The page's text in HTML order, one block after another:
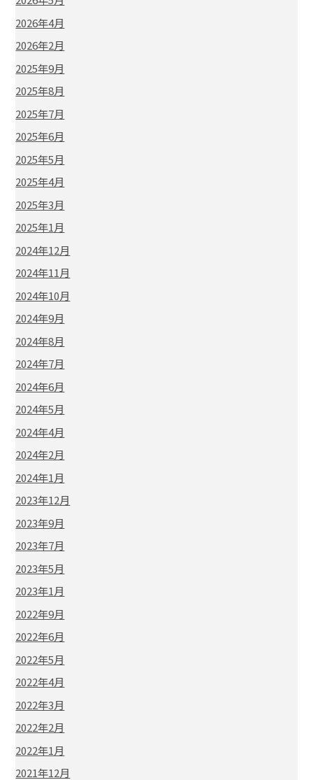
2026年4月
2026年2月
2025年9月
2025年8月
2025年7月
2025年6月
2025年5月
2025年4月
2025年3月
2025年1月
2024年12月
2024年11月
2024年10月
2024年9月
2024年8月
2024年7月
2024年6月
2024年5月
2024年4月
2024年2月
2024年1月
2023年12月
2023年9月
2023年7月
2023年5月
2023年1月
2022年9月
2022年6月
2022年5月
2022年4月
2022年3月
2022年2月
2022年1月
2021年12月